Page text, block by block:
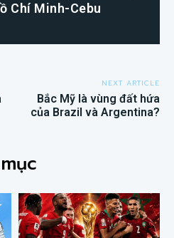
Chí Minh-Cebu
NEXT ARTICLE
Bắc Mỹ là vùng đất hứa
của Brazil và Argentina?